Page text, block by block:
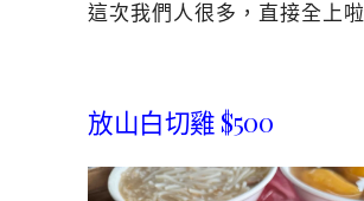
這次我們人很多，直接全上啦
放山白切雞 $500